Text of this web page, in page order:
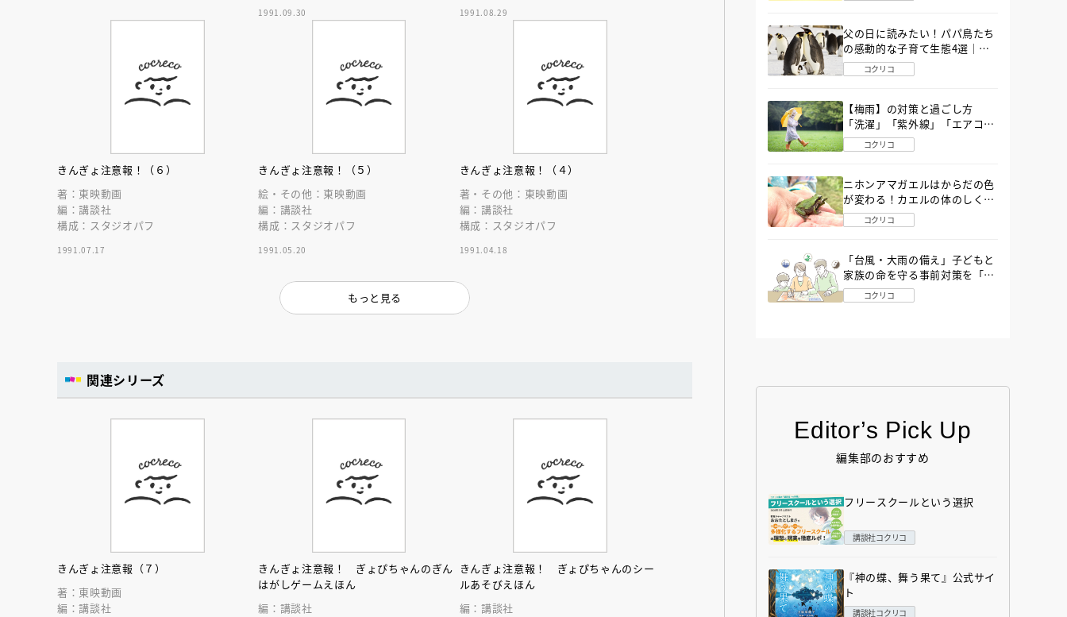
1991.09.30 1991.08.29
きんぎょ注意報！（６）
著：東映動画
編：講談社
構成：スタジオパフ
1991.07.17
きんぎょ注意報！（５）
絵・その他：東映動画
編：講談社
構成：スタジオパフ
1991.05.20
きんぎょ注意報！（４）
著・その他：東映動画
編：講談社
構成：スタジオパフ
1991.04.18
もっと見る
関連シリーズ
きんぎょ注意報（７）
著：東映動画
編：講談社
きんぎょ注意報！ ぎょぴちゃんのぎん
はがしゲームえほん
編：講談社
きんぎょ注意報！ ぎょぴちゃんのシー
ルあそびえほん
編：講談社
父の日に読みたい！パパ鳥たち
の感動的な子育て生態4選｜図
鑑MOVE
コクリコ
【梅雨】の対策と過ごし方
「洗濯」「紫外線」「エアコ
ン」「ゲリラ豪雨」…〔気象予
報士が完全ガイド〕
コクリコ
ニホンアマガエルはからだの色
が変わる！カエルの体のしくみ
から両生類の特ちょうまで図鑑
MOVEが解説！
コクリコ
「台風・大雨の備え」子どもと
家族の命を守る事前対策を「防
災アドバイザー」が解説
コクリコ
Editor’s Pick Up
編集部のおすすめ
フリースクールという選択
講談社コクリコ
『神の蝶、舞う果て』公式サイ
ト
講談社コクリコ